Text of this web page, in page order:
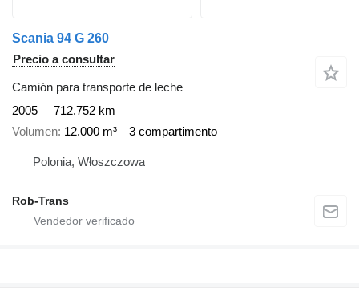
Scania 94 G 260
Precio a consultar
Camión para transporte de leche
2005
712.752 km
Volumen 12.000 m³ 3 compartimento
Polonia, Włoszczowa
Rob-Trans